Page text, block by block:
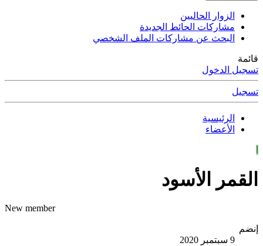
الزوار الحاليين
مشاركات الحائط الجديدة
البحث عن مشاركات الملف الشخصي
قائمة
تسجيل الدخول
تسجيل
الرئيسية
الأعضاء
القمر الأسود
New member
إنضم
9 سبتمبر 2020